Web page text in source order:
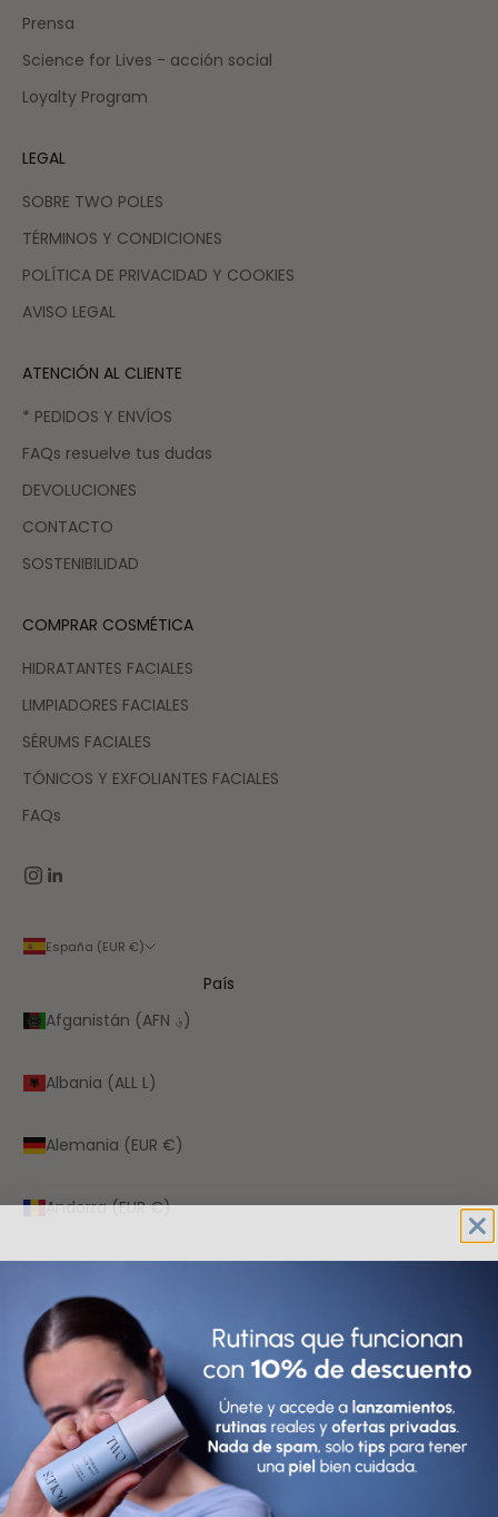
Prensa
Science for Lives - acción social
Loyalty Program
LEGAL
SOBRE TWO POLES
TÉRMINOS Y CONDICIONES
POLÍTICA DE PRIVACIDAD Y COOKIES
AVISO LEGAL
ATENCIÓN AL CLIENTE
* PEDIDOS Y ENVÍOS
FAQs resuelve tus dudas
DEVOLUCIONES
CONTACTO
SOSTENIBILIDAD
COMPRAR COSMÉTICA
HIDRATANTES FACIALES
LIMPIADORES FACIALES
SÉRUMS FACIALES
TÓNICOS Y EXFOLIANTES FACIALES
FAQs
España (EUR €)
País
Afganistán (AFN ؋)
Albania (ALL L)
Alemania (EUR €)
Andorra (EUR €)
Anguila (XCD $)
Antigua y Barbuda (XCD $)
Arabia Saudí (SAR ر.س)